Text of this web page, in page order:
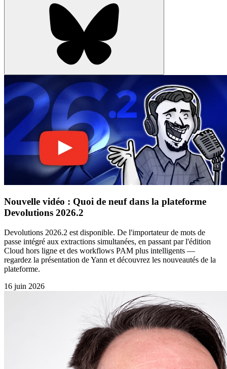
Nouvelle vidéo : Quoi de neuf dans la plateforme
Devolutions 2026.2
Devolutions 2026.2 est disponible. De l'importateur de mots de
passe intégré aux extractions simultanées, en passant par l'édition
Cloud hors ligne et des workflows PAM plus intelligents —
regardez la présentation de Yann et découvrez les nouveautés de la
plateforme.
16 juin 2026